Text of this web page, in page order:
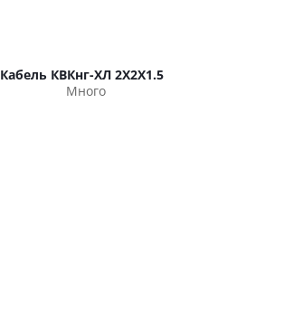
Кабель КВКнг-ХЛ 2Х2Х1.5
Много